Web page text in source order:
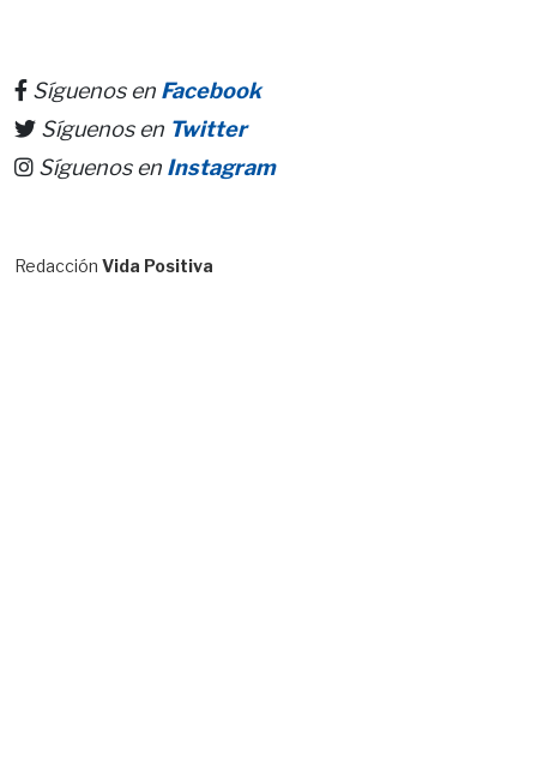
Síguenos en Facebook
Síguenos en Twitter
Síguenos en Instagram
Redacción Vida Positiva